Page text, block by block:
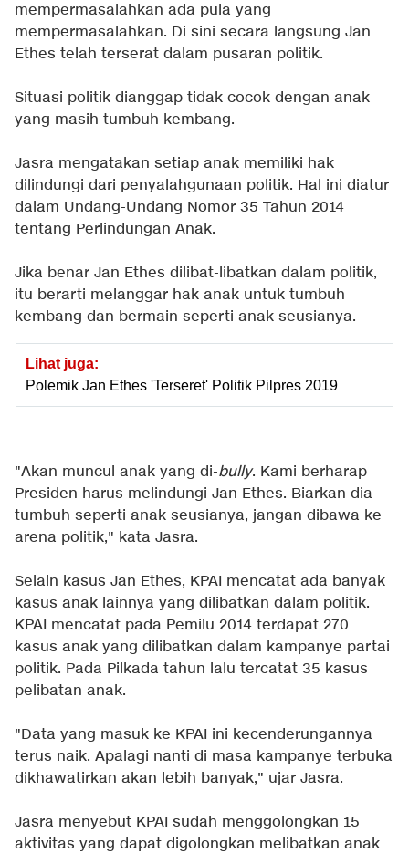
mempermasalahkan ada pula yang
mempermasalahkan. Di sini secara langsung Jan
Ethes telah terserat dalam pusaran politik.
Situasi politik dianggap tidak cocok dengan anak
yang masih tumbuh kembang.
Jasra mengatakan setiap anak memiliki hak
dilindungi dari penyalahgunaan politik. Hal ini diatur
dalam Undang-Undang Nomor 35 Tahun 2014
tentang Perlindungan Anak.
Jika benar Jan Ethes dilibat-libatkan dalam politik,
itu berarti melanggar hak anak untuk tumbuh
kembang dan bermain seperti anak seusianya.
Lihat juga:
Polemik Jan Ethes 'Terseret' Politik Pilpres 2019
"Akan muncul anak yang di-bully. Kami berharap
Presiden harus melindungi Jan Ethes. Biarkan dia
tumbuh seperti anak seusianya, jangan dibawa ke
arena politik," kata Jasra.
Selain kasus Jan Ethes, KPAI mencatat ada banyak
kasus anak lainnya yang dilibatkan dalam politik.
KPAI mencatat pada Pemilu 2014 terdapat 270
kasus anak yang dilibatkan dalam kampanye partai
politik. Pada Pilkada tahun lalu tercatat 35 kasus
pelibatan anak.
"Data yang masuk ke KPAI ini kecenderungannya
terus naik. Apalagi nanti di masa kampanye terbuka
dikhawatirkan akan lebih banyak," ujar Jasra.
Jasra menyebut KPAI sudah menggolongkan 15
aktivitas yang dapat digolongkan melibatkan anak